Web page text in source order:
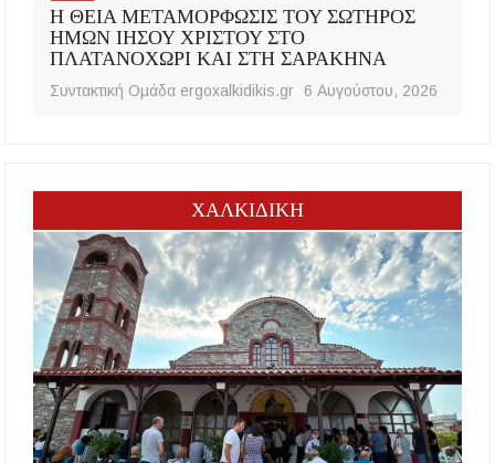
Η ΘΕΙΑ ΜΕΤΑΜΟΡΦΩΣΙΣ ΤΟΥ ΣΩΤΗΡΟΣ
ΗΜΩΝ ΙΗΣΟΥ ΧΡΙΣΤΟΥ ΣΤΟ
ΠΛΑΤΑΝΟΧΩΡΙ ΚΑΙ ΣΤΗ ΣΑΡΑΚΗΝΑ
Συντακτική Ομάδα ergoxalkidikis.gr 6 Αυγούστου, 2026
ΧΑΛΚΙΔΙΚΗ